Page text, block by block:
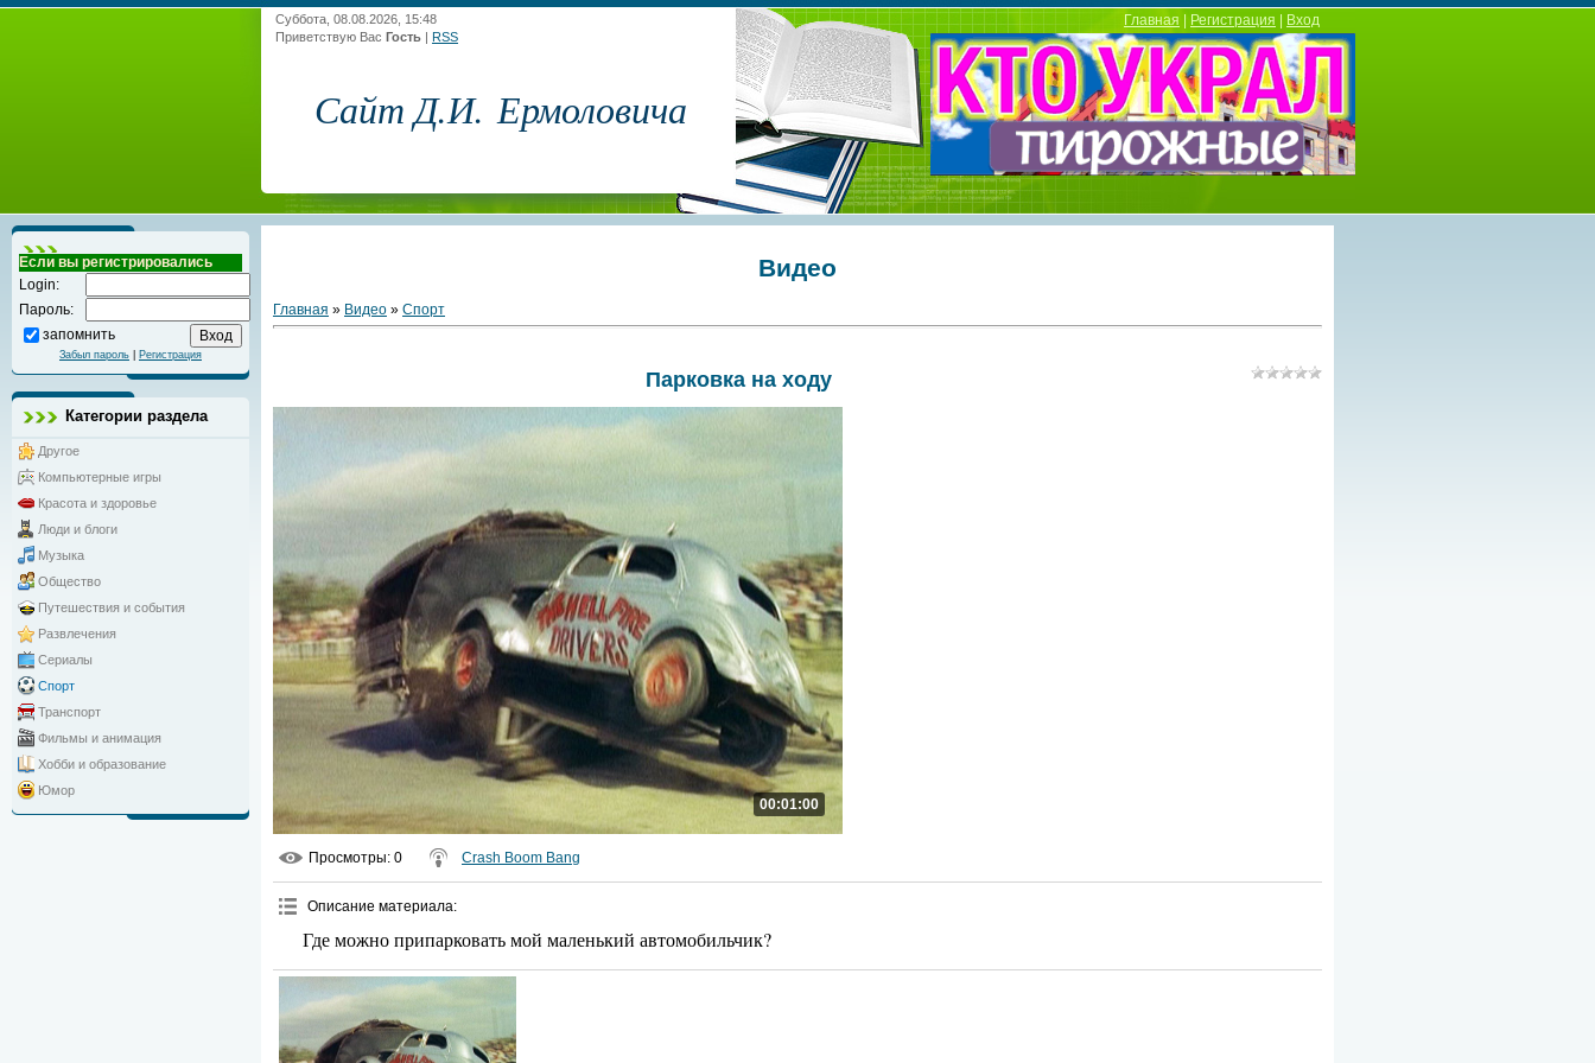
Суббота, 08.08.2026, 15:48
Приветствую Вас Гость | RSS
Сайт Д.И. Ермоловича
Главная Регистрация Вход
Если вы регистрировались
Login:
Пароль:
запомнить
Забыл пароль Регистрация
Категории раздела
Другое
Компьютерные игры
Красота и здоровье
Люди и блоги
Музыка
Общество
Путешествия и события
Развлечения
Сериалы
Спорт
Транспорт
Фильмы и анимация
Хобби и образование
Юмор
Видео
Главная » Видео » Спорт
Парковка на ходу
00:01:00
Просмотры: 0 Crash Boom Bang
Описание материала:
Где можно припарковать мой маленький автомобильчик?